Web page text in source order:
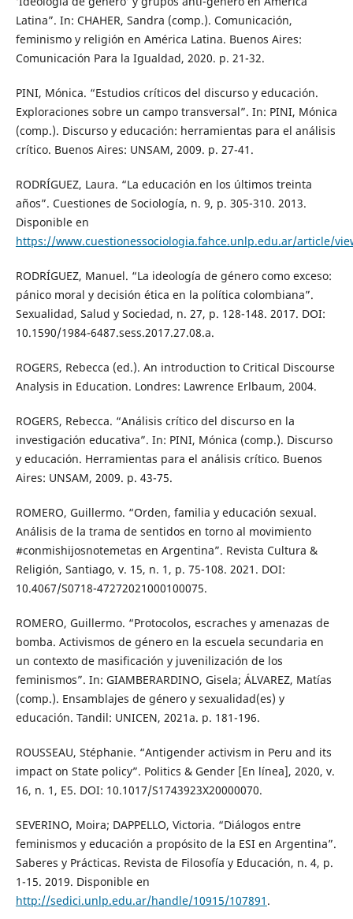
Latina”. In: CHAHER, Sandra (comp.). Comunicación,
feminismo y religión en América Latina. Buenos Aires:
Comunicación Para la Igualdad, 2020. p. 21-32.
PINI, Mónica. “Estudios críticos del discurso y educación.
Exploraciones sobre un campo transversal”. In: PINI, Mónica
(comp.). Discurso y educación: herramientas para el análisis
crítico. Buenos Aires: UNSAM, 2009. p. 27-41.
RODRÍGUEZ, Laura. “La educación en los últimos treinta
años”. Cuestiones de Sociología, n. 9, p. 305-310. 2013.
Disponible en
https://www.cuestionessociologia.fahce.unlp.edu.ar/article/
RODRÍGUEZ, Manuel. “La ideología de género como exceso:
pánico moral y decisión ética en la política colombiana”.
Sexualidad, Salud y Sociedad, n. 27, p. 128-148. 2017. DOI:
10.1590/1984-6487.sess.2017.27.08.a.
ROGERS, Rebecca (ed.). An introduction to Critical Discourse
Analysis in Education. Londres: Lawrence Erlbaum, 2004.
ROGERS, Rebecca. “Análisis crítico del discurso en la
investigación educativa”. In: PINI, Mónica (comp.). Discurso
y educación. Herramientas para el análisis crítico. Buenos
Aires: UNSAM, 2009. p. 43-75.
ROMERO, Guillermo. “Orden, familia y educación sexual.
Análisis de la trama de sentidos en torno al movimiento
#conmishijosnotemetas en Argentina”. Revista Cultura &
Religión, Santiago, v. 15, n. 1, p. 75-108. 2021. DOI:
10.4067/S0718-47272021000100075.
ROMERO, Guillermo. “Protocolos, escraches y amenazas de
bomba. Activismos de género en la escuela secundaria en
un contexto de masificación y juvenilización de los
feminismos”. In: GIAMBERARDINO, Gisela; ÁLVAREZ, Matías
(comp.). Ensamblajes de género y sexualidad(es) y
educación. Tandil: UNICEN, 2021a. p. 181-196.
ROUSSEAU, Stéphanie. “Antigender activism in Peru and its
impact on State policy”. Politics & Gender [En línea], 2020, v.
16, n. 1, E5. DOI: 10.1017/S1743923X20000070.
SEVERINO, Moira; DAPPELLO, Victoria. “Diálogos entre
feminismos y educación a propósito de la ESI en Argentina”.
Saberes y Prácticas. Revista de Filosofía y Educación, n. 4, p.
1-15. 2019. Disponible en
http://sedici.unlp.edu.ar/handle/10915/107891 .